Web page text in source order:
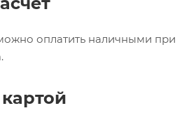
оплатить наличными при